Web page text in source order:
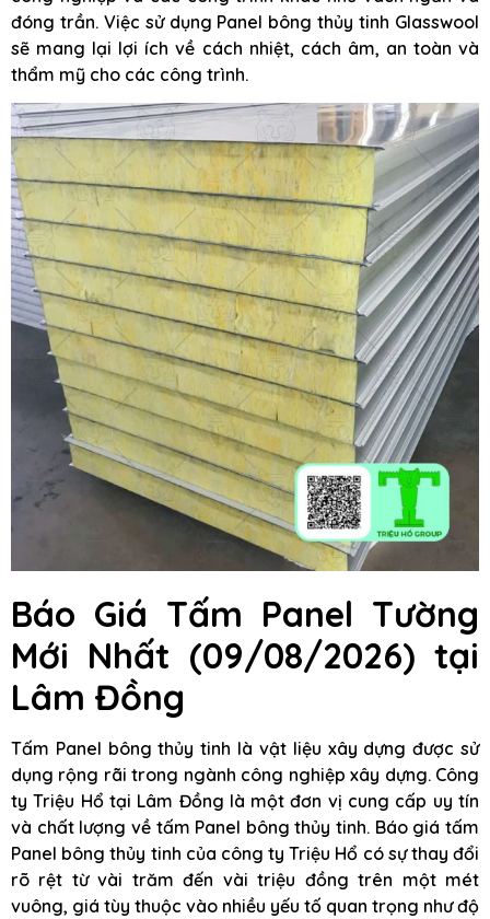
đóng trần. Việc sử dụng Panel bông thủy tinh Glasswool
sẽ mang lại lợi ích về cách nhiệt, cách âm, an toàn và
thẩm mỹ cho các công trình.
Báo Giá Tấm Panel Tường
Mới Nhất (09/08/2026) tại
Lâm Đồng
Tấm Panel bông thủy tinh là vật liệu xây dựng được sử
dụng rộng rãi trong ngành công nghiệp xây dựng. Công
ty Triệu Hổ tại Lâm Đồng là một đơn vị cung cấp uy tín
và chất lượng về tấm Panel bông thủy tinh. Báo giá tấm
Panel bông thủy tinh của công ty Triệu Hổ có sự thay đổi
rõ rệt từ vài trăm đến vài triệu đồng trên một mét
vuông, giá tùy thuộc vào nhiều yếu tố quan trọng như độ